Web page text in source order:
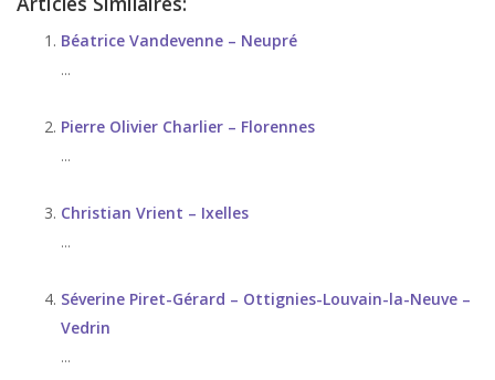
Béatrice Vandevenne – Neupré
...
Pierre Olivier Charlier – Florennes
...
Christian Vrient – Ixelles
...
Séverine Piret-Gérard – Ottignies-Louvain-la-Neuve –
Vedrin
...